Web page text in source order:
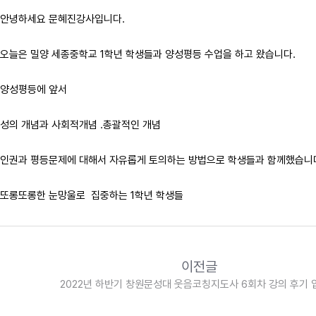
안녕하세요 문혜진강사입니다.
오늘은 밀양 세종중학교 1학년 학생들과 양성평등 수업을 하고 왔습니다.
양성평등에 앞서
성의 개념과 사회적개념 .총괄적인 개념
인권과 평등문제에 대해서 자유롭게 토의하는 방법으로 학생들과 함께했습니
또롱또롱한 눈망울로 집중하는 1학년 학생들
이전글
2022년 하반기 창원문성대 웃음코칭지도사 6회차 강의 후기